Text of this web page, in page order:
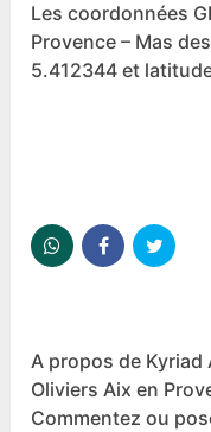
Les coordonnées
Provence – Mas
5.412344 et
A propos de Kyriad
Oliviers Aix en
Commentez ou